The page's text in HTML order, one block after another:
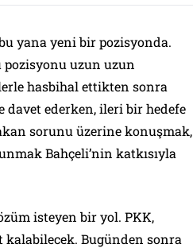
yana yeni bir pozisyonda.
pozisyonu uzun uzun
hasbihal ettikten sonra
davet ederken, ileri bir hedefe
sorunu üzerine konuşmak,
Bahçeli’nin katkısıyla
isteyen bir yol. PKK,
kalabilecek. Bugünden sonra